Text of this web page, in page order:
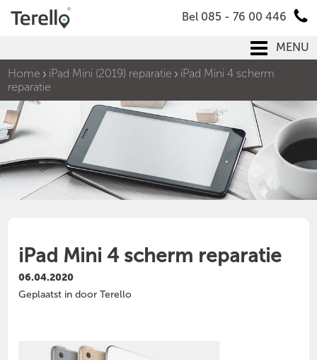
Bel 085 - 76 00 446
MENU
Home
iPad Mini (2019) reparatie
iPad Mini 4 scherm
reparatie
iPad Mini 4 scherm reparatie
06.04.2020
Geplaatst in door Terello